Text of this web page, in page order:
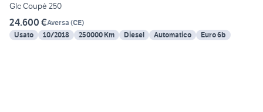
Glc Coupé 250
24.600 €Aversa (CE)
Usato
10/2018 250000 Km Diesel Automatico Euro 6b